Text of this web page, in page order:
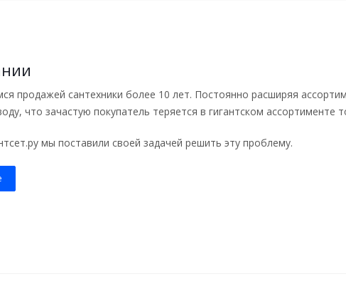
продажей сантехники более 10 лет. Постоянно расширяя
что зачастую покупатель теряется в гигантском ассортименте
мы поставили своей задачей решить эту проблему.